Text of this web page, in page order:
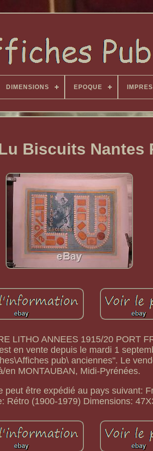
DIMENSIONS EPOQUE
Biscuits Nantes
LITHO ANNEES 1915/20 PORT
en vente depuis le mardi 1
pub\ anciennes". Le
en MONTAUBAN, Midi-Pyrénées.
peut être expédié au pays suivant:
Rétro (1900-1979) Dimensions: